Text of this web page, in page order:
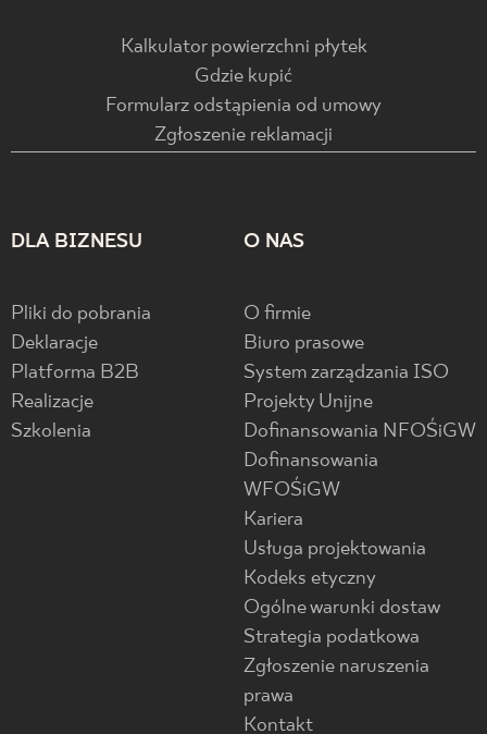
Kalkulator powierzchni płytek
Gdzie kupić
Formularz odstąpienia od umowy
Zgłoszenie reklamacji
DLA BIZNESU
Pliki do pobrania
Deklaracje
Platforma B2B
Realizacje
Szkolenia
O NAS
O firmie
Biuro prasowe
System zarządzania ISO
Projekty Unijne
Dofinansowania NFOŚiGW
Dofinansowania
WFOŚiGW
Kariera
Usługa projektowania
Kodeks etyczny
Ogólne warunki dostaw
Strategia podatkowa
Zgłoszenie naruszenia
prawa
Kontakt